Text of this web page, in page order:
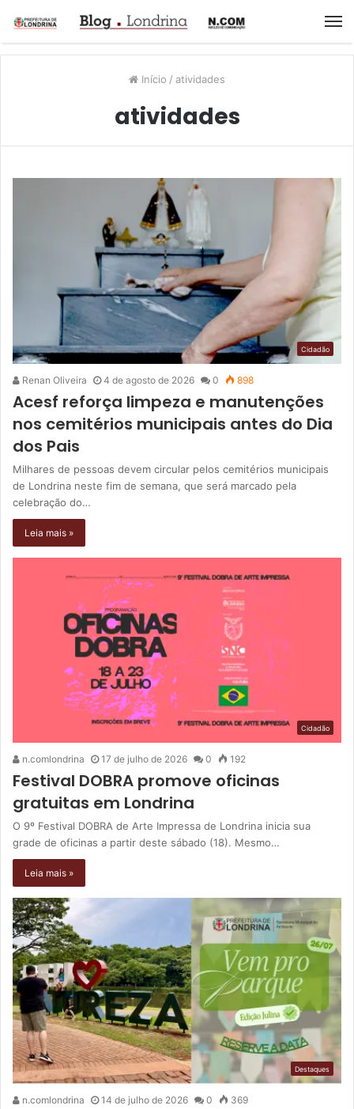
Início / atividades
atividades
Cidadão
Renan Oliveira 4 de agosto de 2026 0 898
Acesf reforça limpeza e manutenções
nos cemitérios municipais antes do Dia
dos Pais
Milhares de pessoas devem circular pelos cemitérios municipais
de Londrina neste fim de semana, que será marcado pela
celebração do…
Leia mais »
Cidadão
n.comlondrina 17 de julho de 2026 0 192
Festival DOBRA promove oficinas
gratuitas em Londrina
O 9º Festival DOBRA de Arte Impressa de Londrina inicia sua
grade de oficinas a partir deste sábado (18). Mesmo…
Leia mais »
Destaques
n.comlondrina 14 de julho de 2026 0 369